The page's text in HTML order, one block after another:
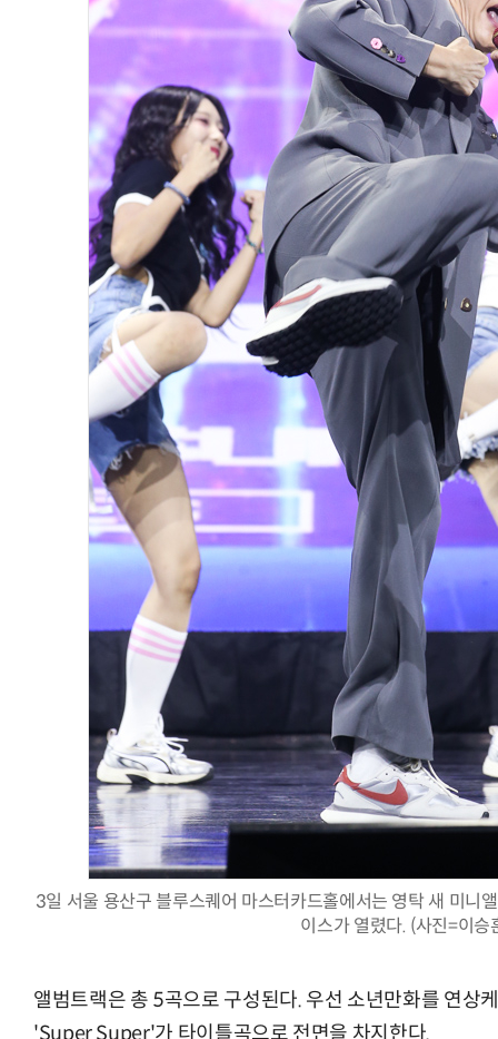
3일 서울 용산구 블루스퀘어 마스터카드홀에서는 영탁 새 미
이스가 열렸다. (사진=이승
앨범트랙은 총 5곡으로 구성된다. 우선 소년만화를 연상
'Super Super'가 타이틀곡으로 전면을 차지한다.